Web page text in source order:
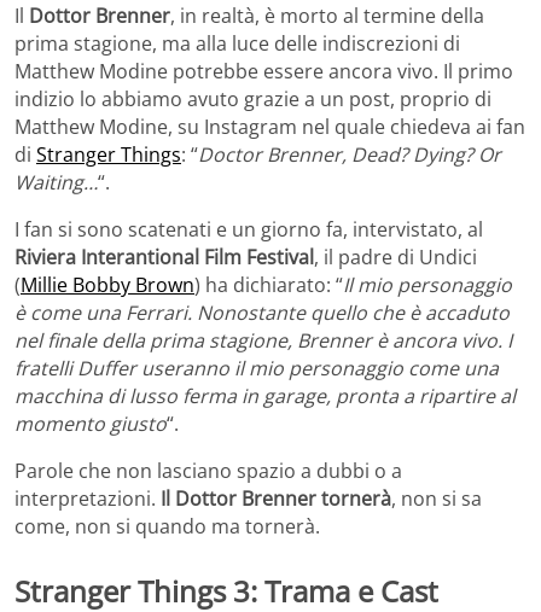
Il Dottor Brenner, in realtà, è morto al termine della
prima stagione, ma alla luce delle indiscrezioni di
Matthew Modine potrebbe essere ancora vivo. Il primo
indizio lo abbiamo avuto grazie a un post, proprio di
Matthew Modine, su Instagram nel quale chiedeva ai fan
di Stranger Things: “Doctor Brenner, Dead? Dying? Or
Waiting…“.
I fan si sono scatenati e un giorno fa, intervistato, al
Riviera Interantional Film Festival, il padre di Undici
(Millie Bobby Brown) ha dichiarato: “Il mio personaggio
è come una Ferrari. Nonostante quello che è accaduto
nel finale della prima stagione, Brenner è ancora vivo. I
fratelli Duffer useranno il mio personaggio come una
macchina di lusso ferma in garage, pronta a ripartire al
momento giusto“.
Parole che non lasciano spazio a dubbi o a
interpretazioni. Il Dottor Brenner tornerà, non si sa
come, non si quando ma tornerà.
Stranger Things 3: Trama e Cast